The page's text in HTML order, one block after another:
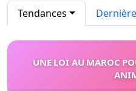
Tendances
UNE LOI AU MAROC